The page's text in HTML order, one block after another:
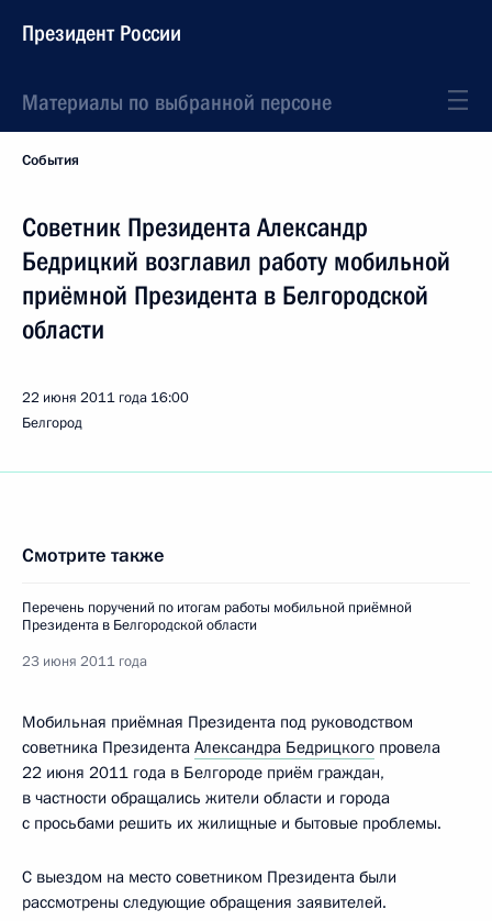
Президент России
Материалы по выбранной персоне
События
Советник Президента Александр
Бедрицкий возглавил работу мобильной
приёмной Президента в Белгородской
области
22 июня 2011 года 16:00
Белгород
Смотрите также
Перечень поручений по итогам работы мобильной приёмной
Президента в Белгородской области
23 июня 2011 года
Мобильная приёмная Президента под руководством
советника Президента Александра Бедрицкого провела
22 июня 2011 года в Белгороде приём граждан,
в частности обращались жители области и города
с просьбами решить их жилищные и бытовые проблемы.
С выездом на место советником Президента были
рассмотрены следующие обращения заявителей.